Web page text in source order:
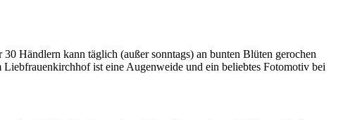
Händlern kann täglich (außer sonntags) an bunten Blüten gerochen
ist eine Augenweide und ein beliebtes Fotomotiv bei